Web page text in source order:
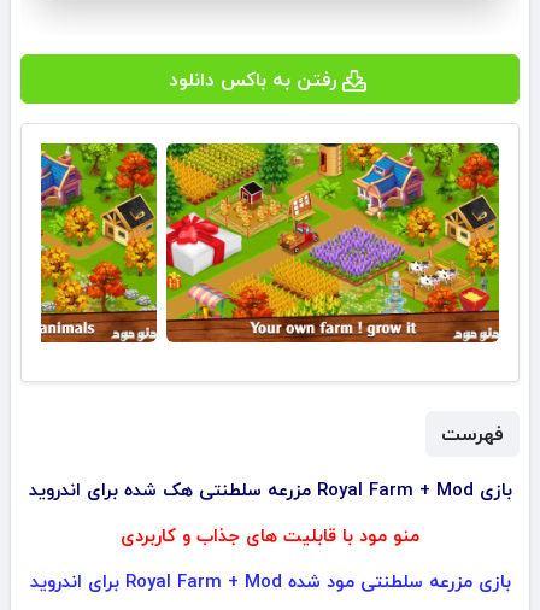
رفتن به باکس دانلود
فهرست
بازی Royal Farm + Mod مزرعه سلطنتی هک شده برای اندروید
منو مود با قابلیت های جذاب و کاربردی
بازی مزرعه سلطنتی مود شده Royal Farm + Mod برای اندروید